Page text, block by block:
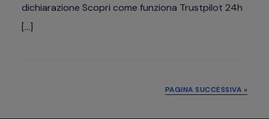
dichiarazione Scopri come funziona Trustpilot 24h
[…]
PAGINA SUCCESSIVA »